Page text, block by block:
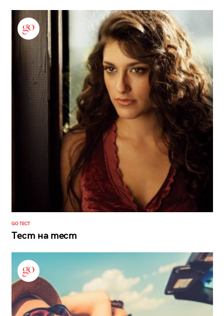
GO ТЕСТ
Тест на тест